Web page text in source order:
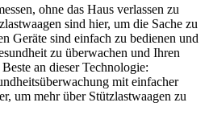
ohne das Haus verlassen zu
sind hier, um die Sache zu
Geräte sind einfach zu bedienen und
zu überwachen und Ihren
an dieser Technologie:
mit einfacher
um mehr über Stützlastwaagen zu